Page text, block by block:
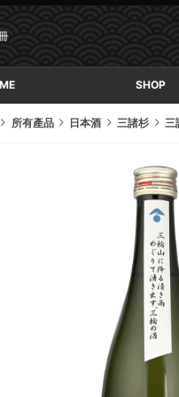
SHOP
所有產品 日本酒 三諸杉 三